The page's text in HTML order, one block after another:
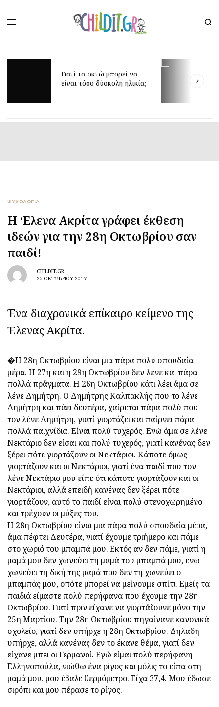
Γιατί τα οκτώ μπορεί να
είναι τόσο δύσκολη ηλικία;
ΨΥΧΟΛΟΓΙΑ
Η ‘Ελενα Ακρίτα γράφει έκθεση
ιδεών για την 28η Οκτωβρίου σαν
παιδί!
CHILDIT.GR
25 ΟΚΤΩΒΡΊΟΥ 2017
Ένα διαχρονικά επίκαιρο κείμενο της
Έλενας Ακρίτα.
�Η 28η Οκτωβρίου είναι μια πάρα πολύ σπουδαία
μέρα. Η 27η και η 29η Οκτωβρίου δεν λένε και πάρα
πολλά πράγματα. Η 26η Οκτωβρίου κάτι λέει άμα σε
λένε Δημήτρη. Ο Δημήτρης Καλπακλής που το λένε
Δημήτρη και πάει δευτέρα, χαίρεται πάρα πολύ που
τον λένε Δημήτρη, γιατί γιορτάζει και παίρνει πάρα
πολλά παιχνίδια. Είναι πολύ τυχερός. Ενώ άμα σε λένε
Νεκτάριο δεν είσαι και πολύ τυχερός, γιατί κανένας δεν
ξέρει πότε γιορτάζουν οι Νεκτάριοι. Κάποτε όμως
γιορτάζουν και οι Νεκτάριοι, γιατί ένα παιδί που τον
λένε Νεκτάριο μου είπε ότι κάποτε γιορτάζουν και οι
Νεκτάριοι, αλλά επειδή κανένας δεν ξέρει πότε
γιορτάζουν, αυτό το παιδί είναι πολύ στενοχωρημένο
και τρέχουν οι μύξες του.
Η 28η Οκτωβρίου είναι μια πάρα πολύ σπουδαία μέρα,
άμα πέφτει Δευτέρα, γιατί έχουμε τριήμερο και πάμε
στο χωριό του μπαμπά μου. Εκτός αν δεν πάμε, γιατί η
μαμά μου δεν χωνεύει τη μαμά του μπαμπά μου, ενώ
χωνεύει τη δική της μαμά που δεν τη χωνεύει ο
μπαμπάς μου, οπότε μπορεί να μείνουμε σπίτι. Εμείς τα
παιδιά είμαστε πολύ περήφανα που έχουμε την 28η
Οκτωβρίου. Γιατί πριν είχανε να γιορτάζουνε μόνο την
25η Μαρτίου. Την 28η Οκτωβρίου πηγαίνανε κανονικά
σχολείο, γιατί δεν υπήρχε η 28η Οκτωβρίου. Δηλαδή
υπήρχε, αλλά κανένας δεν το έκανε θέμα, γιατί δεν
είχανε μπει οι Γερμανοί. Εγώ είμαι πολύ περήφανη
Ελληνοπούλα, νιώθω ένα ρίγος και μόλις το είπα στη
μαμά μου, μου έβαλε θερμόμετρο. Είχα 37,4. Μου έδωσε
σιρόπι και μου πέρασε το ρίγος.